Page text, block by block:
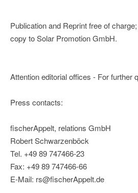
Publication and Reprint free of
copy to Solar Promotion GmbH.
Attention editorial offices - For further
Press contacts:
fischerAppelt, relations GmbH
Robert Schwarzenböck
Tel. +49 89 747466-23
Fax: +49 89 747466-66
E-Mail: rs@fischerAppelt.de